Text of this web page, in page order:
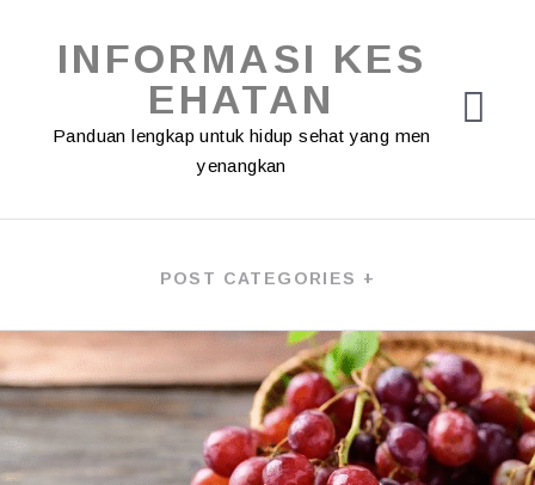
contentINFORMASI KES
EHATAN
Panduan lengkap untuk hidup sehat yang men
yenangkan
POST CATEGORIES +